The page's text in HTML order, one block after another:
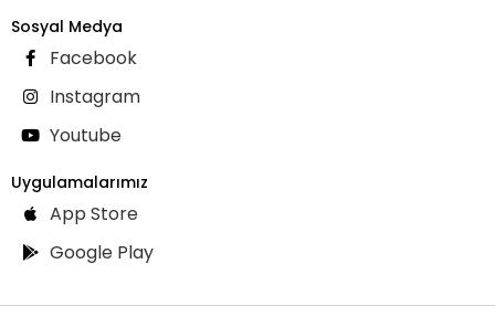
Sosyal Medya
Facebook
Instagram
Youtube
Uygulamalarımız
App Store
Google Play